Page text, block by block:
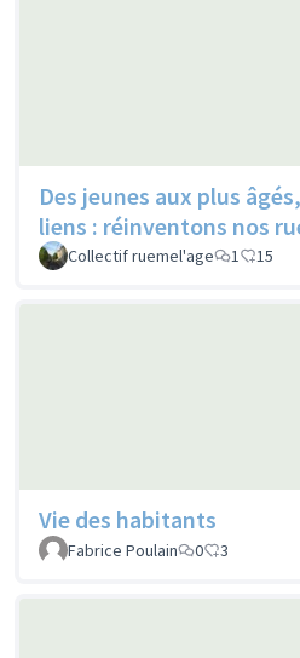
Des jeunes aux plus
liens : réinventons nos
Collectif ruemel'age 1 15
Vie des habitants
Fabrice Poulain
0 3